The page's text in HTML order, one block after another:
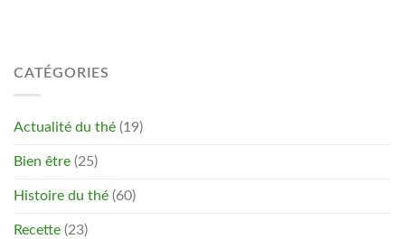
CATÉGORIES
Actualité du thé (19)
Bien être (25)
Histoire du thé (60)
Recette (23)